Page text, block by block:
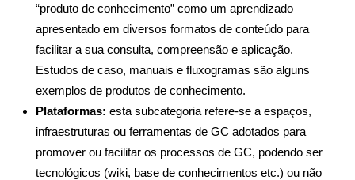
“produto de conhecimento” como um aprendizado
apresentado em diversos formatos de conteúdo para
facilitar a sua consulta, compreensão e aplicação.
Estudos de caso, manuais e fluxogramas são alguns
exemplos de produtos de conhecimento.
Plataformas: esta subcategoria refere-se a espaços,
infraestruturas ou ferramentas de GC adotados para
promover ou facilitar os processos de GC, podendo ser
tecnológicos (wiki, base de conhecimentos etc.) ou não